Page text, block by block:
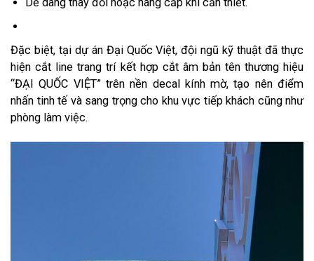
Dễ dàng thay đổi hoặc nâng cấp khi cần thiết.
Đặc biệt, tại dự án Đại Quốc Việt, đội ngũ kỹ thuật đã thực
hiện cắt line trang trí kết hợp cắt âm bản tên thương hiệu
“ĐẠI QUỐC VIỆT” trên nền decal kính mờ, tạo nên điểm
nhấn tinh tế và sang trọng cho khu vực tiếp khách cũng như
phòng làm việc.